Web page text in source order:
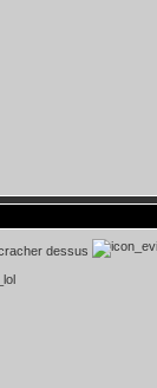
dessus